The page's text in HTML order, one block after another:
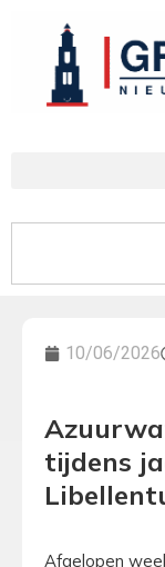
10/06/2026
tijdens
Afgelopen